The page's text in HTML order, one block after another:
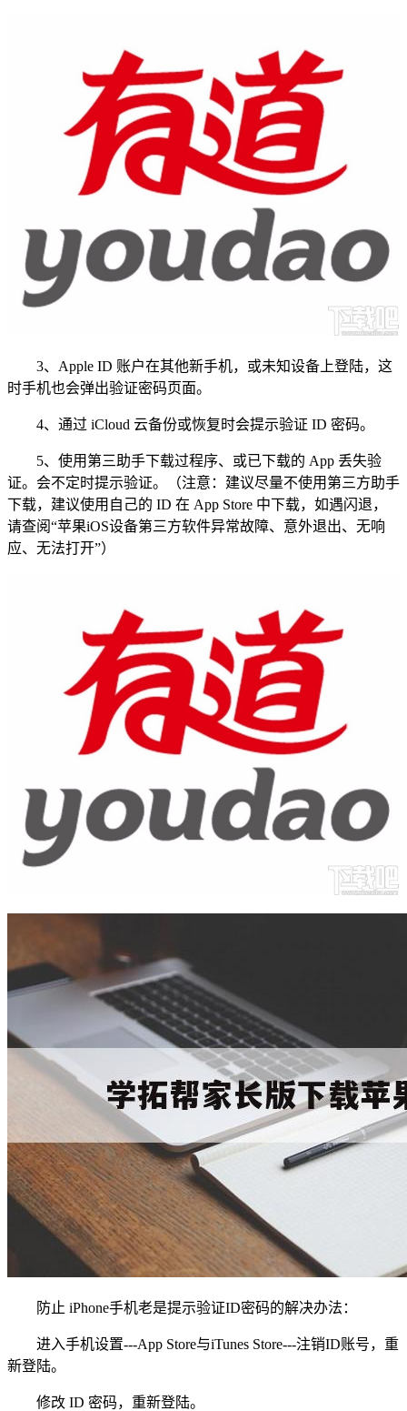
3、Apple ID 账户在其他新手机，或未知设备上登陆，这
时手机也会弹出验证密码页面。
4、通过 iCloud 云备份或恢复时会提示验证 ID 密码。
5、使用第三助手下载过程序、或已下载的 App 丢失验
证。会不定时提示验证。（注意：建议尽量不使用第三方助手
下载，建议使用自己的 ID 在 App Store 中下载，如遇闪退，
请查阅“苹果iOS设备第三方软件异常故障、意外退出、无响
应、无法打开”）
防止 iPhone手机老是提示验证ID密码的解决办法：
进入手机设置---App Store与iTunes Store---注销ID账号，重
新登陆。
修改 ID 密码，重新登陆。